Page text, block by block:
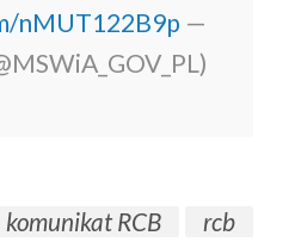
nMUT122B9p —
komunikat RCB
rcb